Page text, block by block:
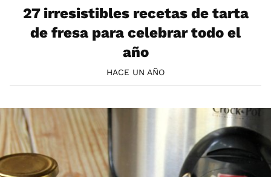
27 irresistibles recetas de tarta
de fresa para celebrar todo el
año
HACE UN AÑO